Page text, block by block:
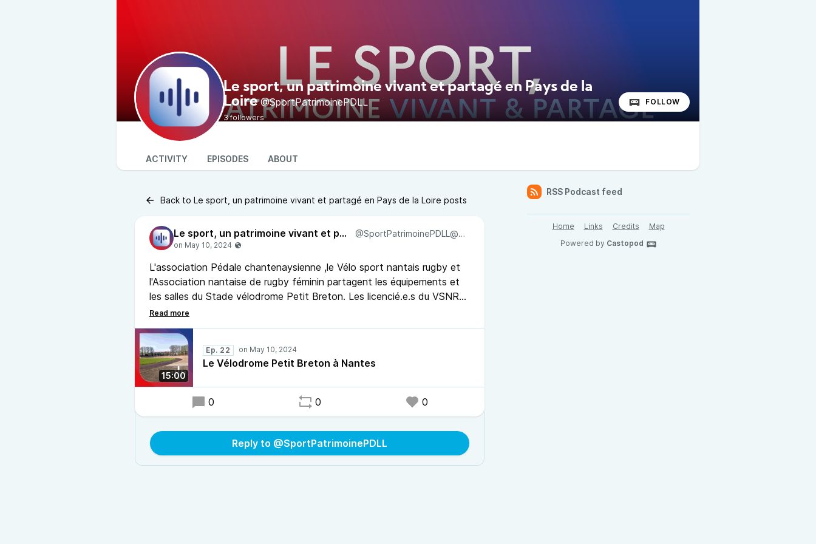
Le sport, un patrimoine vivant et partagé en Pays de la
Loire @SportPatrimoinePDLL
3 followers
FOLLOW
ACTIVITY EPISODES ABOUT
Back to Le sport, un patrimoine vivant et partagé en Pays de la Loire posts
Le sport, un patrimoine vivant et partagé en Pays de la Loire @SportPatrimoinePDLL@pod.urban-radio.com
L'association Pédale chantenaysienne ,le Vélo sport nantais rugby et
l'Association nantaise de rugby féminin partagent les équipements et
les salles du Stade vélodrome Petit Breton. Les licencié.e.s du VSNR
entretiennent les traditions rugbystiques. Les dirigeants de la PL
organisent des courses.
Michel d’Alternantes a rencontré les présidents des différentes
associations ainsi que certains sportifs sur place.
15:00
Ep. 22
Le Vélodrome Petit Breton à Nantes
0 0 0
Reply to @SportPatrimoinePDLL
RSS Podcast feed
Home Links Credits
Map
Powered by Castopod